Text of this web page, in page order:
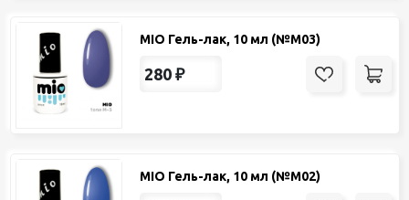
MIO Гель-лак, 10 мл (№М03)
280 ₽
MIO Гель-лак, 10 мл (№М02)